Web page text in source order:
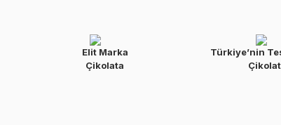
Elit Marka
Çikolata
Türkiye’nin